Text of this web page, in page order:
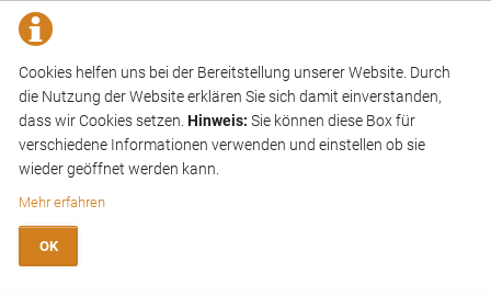
Cookies helfen uns bei der Bereitstellung unserer Website. Durch
die Nutzung der Website erklären Sie sich damit einverstanden,
dass wir Cookies setzen.Hinweis: Sie können diese Box für
verschiedene Informationen verwenden und einstellen ob sie
wieder geöffnet werden kann.
Mehr erfahren
OK